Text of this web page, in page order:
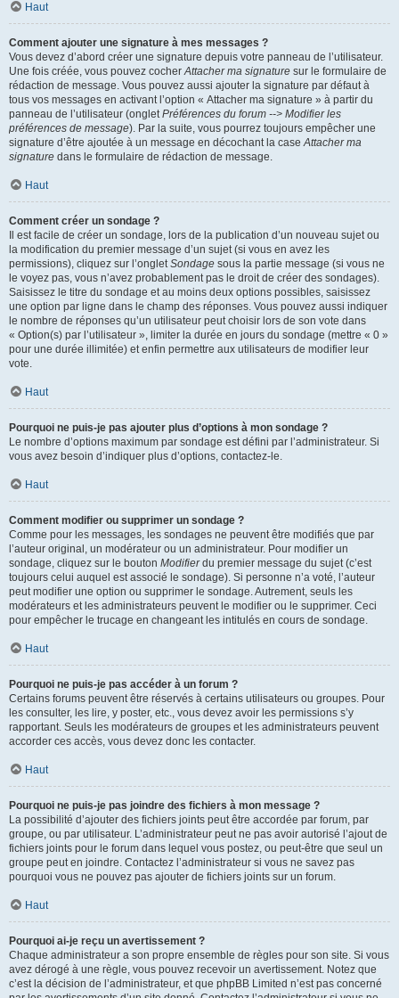
Haut
Comment ajouter une signature à mes messages ?
Vous devez d’abord créer une signature depuis votre panneau de l’utilisateur.
Une fois créée, vous pouvez cocherAttacher ma signature sur le formulaire de
rédaction de message. Vous pouvez aussi ajouter la signature par défaut à
tous vos messages en activant l’option « Attacher ma signature » à partir du
panneau de l’utilisateur (ongletPréférences du forum --> Modifier les
préférences de message). Par la suite, vous pourrez toujours empêcher une
signature d’être ajoutée à un message en décochant la caseAttacher ma
signature dans le formulaire de rédaction de message.
Haut
Comment créer un sondage ?
Il est facile de créer un sondage, lors de la publication d’un nouveau sujet ou
la modification du premier message d’un sujet (si vous en avez les
permissions), cliquez sur l’ongletSondage sous la partie message (si vous ne
le voyez pas, vous n’avez probablement pas le droit de créer des sondages).
Saisissez le titre du sondage et au moins deux options possibles, saisissez
une option par ligne dans le champ des réponses. Vous pouvez aussi indiquer
le nombre de réponses qu’un utilisateur peut choisir lors de son vote dans
« Option(s) par l’utilisateur », limiter la durée en jours du sondage (mettre « 0 »
pour une durée illimitée) et enfin permettre aux utilisateurs de modifier leur
vote.
Haut
Pourquoi ne puis-je pas ajouter plus d’options à mon sondage ?
Le nombre d’options maximum par sondage est défini par l’administrateur. Si
vous avez besoin d’indiquer plus d’options, contactez-le.
Haut
Comment modifier ou supprimer un sondage ?
Comme pour les messages, les sondages ne peuvent être modifiés que par
l’auteur original, un modérateur ou un administrateur. Pour modifier un
sondage, cliquez sur le bouton Modifierdu premier message du sujet (c’est
toujours celui auquel est associé le sondage). Si personne n’a voté, l’auteur
peut modifier une option ou supprimer le sondage. Autrement, seuls les
modérateurs et les administrateurs peuvent le modifier ou le supprimer. Ceci
pour empêcher le trucage en changeant les intitulés en cours de sondage.
Haut
Pourquoi ne puis-je pas accéder à un forum ?
Certains forums peuvent être réservés à certains utilisateurs ou groupes. Pour
les consulter, les lire, y poster, etc., vous devez avoir les permissions s’y
rapportant. Seuls les modérateurs de groupes et les administrateurs peuvent
accorder ces accès, vous devez donc les contacter.
Haut
Pourquoi ne puis-je pas joindre des fichiers à mon message ?
La possibilité d’ajouter des fichiers joints peut être accordée par forum, par
groupe, ou par utilisateur. L’administrateur peut ne pas avoir autorisé l’ajout de
fichiers joints pour le forum dans lequel vous postez, ou peut-être que seul un
groupe peut en joindre. Contactez l’administrateur si vous ne savez pas
pourquoi vous ne pouvez pas ajouter de fichiers joints sur un forum.
Haut
Pourquoi ai-je reçu un avertissement ?
Chaque administrateur a son propre ensemble de règles pour son site. Si vous
avez dérogé à une règle, vous pouvez recevoir un avertissement. Notez que
c’est la décision de l’administrateur, et que phpBB Limited n’est pas concerné